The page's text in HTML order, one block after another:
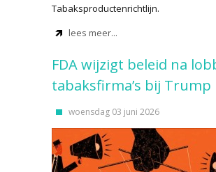
Tabaksproductenrichtlijn.
lees meer...
FDA wijzigt beleid na
tabaksfirma’s bij Trump
woensdag 03 juni 2026